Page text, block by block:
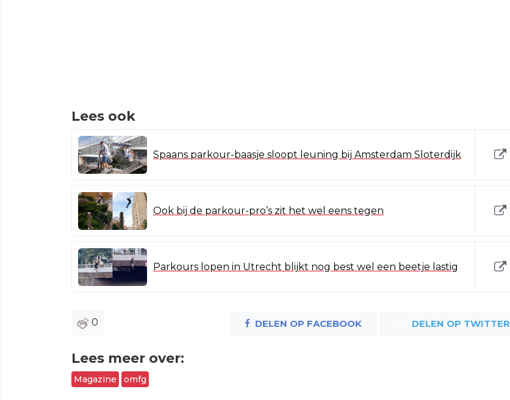
Lees ook
Spaans parkour-baasje sloopt leuning bij Amsterdam Sloterdijk
Ook bij de parkour-pro’s zit het wel eens tegen
Parkours lopen in Utrecht blijkt nog best wel een beetje lastig
0 DELEN OP FACEBOOK DELEN OP TWITTER
Lees meer over:
Magazine omfg